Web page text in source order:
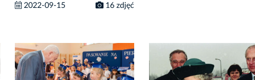
2022-09-15 16 zdjęć